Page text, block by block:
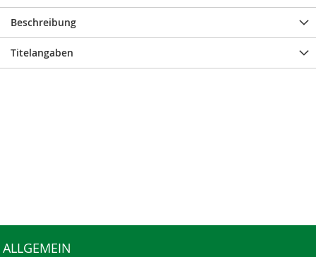
Beschreibung
Titelangaben
ALLGEMEIN